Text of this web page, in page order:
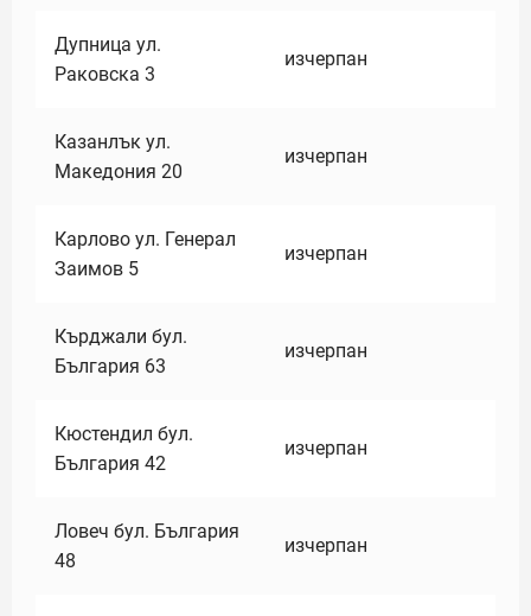
Дупница ул.
Раковска 3
изчерпан
Казанлък ул.
Македония 20
изчерпан
Карлово ул. Генерал
Заимов 5
изчерпан
Кърджали бул.
България 63
изчерпан
Кюстендил бул.
България 42
изчерпан
Ловеч бул. България
48
изчерпан